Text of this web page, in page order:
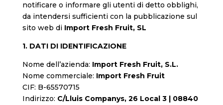
notificare o informare gli utenti di detto obblighi,
da intendersi sufficienti con la pubblicazione sul
sito web di Import Fresh Fruit, SL
1. DATI DI IDENTIFICAZIONE
Nome dell’azienda: Import Fresh Fruit, S.L.
Nome commerciale: Import Fresh Fruit
CIF: B-65570715
Indirizzo: C/Lluis Companys, 26 Local 3 | 08840